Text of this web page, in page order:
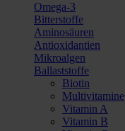
Omega-3
Bitterstoffe
Aminosäuren
Antioxidantien
Mikroalgen
Ballaststoffe
Biotin
Multivitamine
Vitamin A
Vitamin B